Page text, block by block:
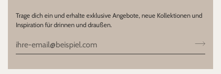
Trage dich ein und erhalte exklusive Angebote, neue Kollektionen und
Inspiration für drinnen und draußen.